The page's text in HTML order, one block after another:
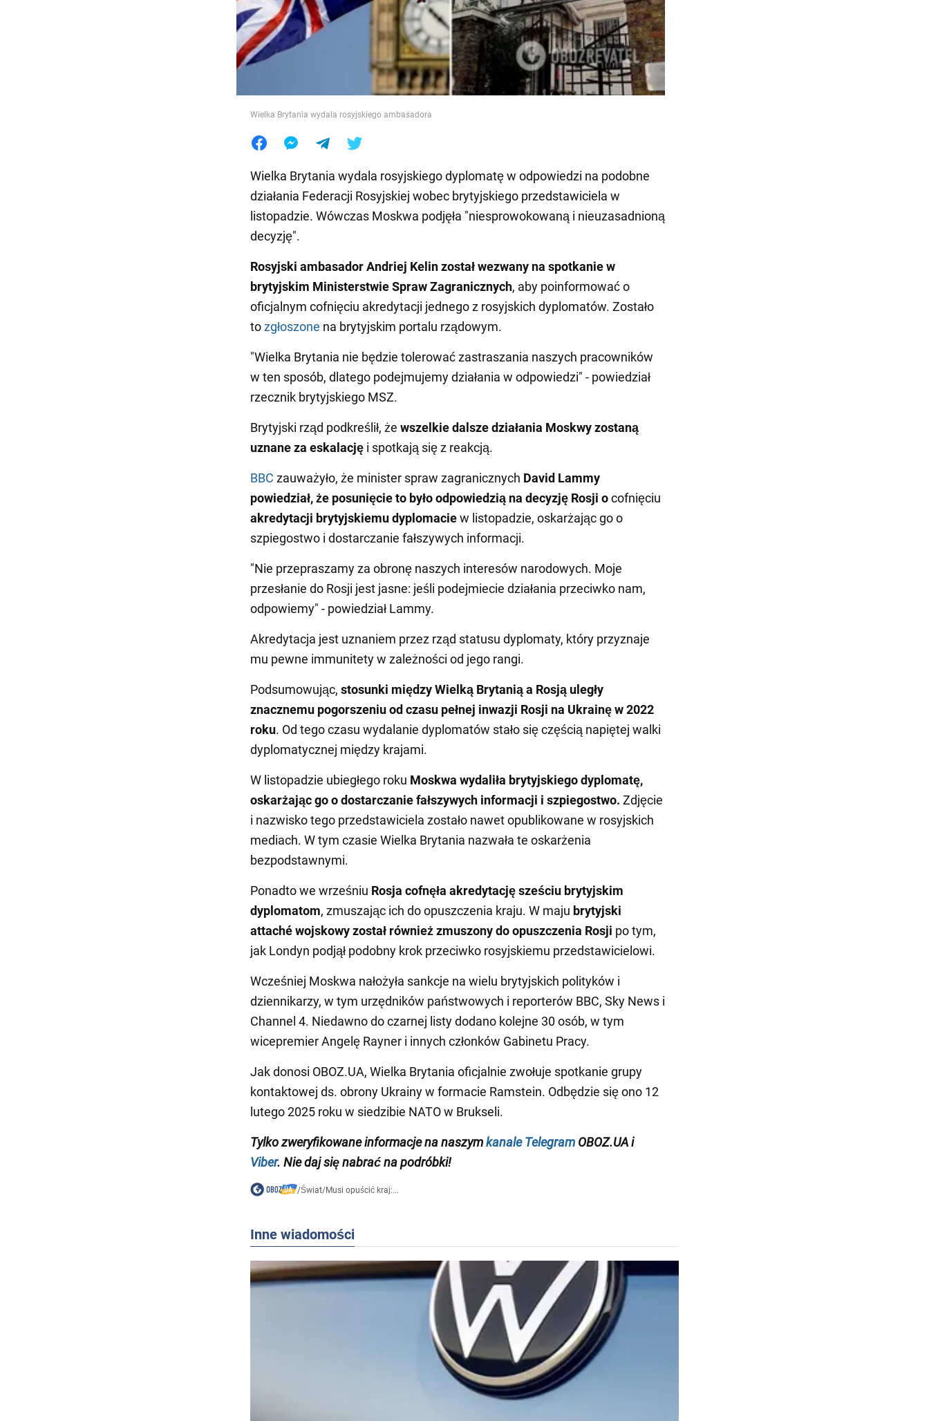
Jedzenie
Wielka Brytania wydala rosyjskiego ambasadora
Wielka Brytania wydala rosyjskiego dyplomatę w odpowiedzi na podobne
działania Federacji Rosyjskiej wobec brytyjskiego przedstawiciela w
listopadzie. Wówczas Moskwa podjęła "niesprowokowaną i nieuzasadnioną
decyzję".
Rosyjski ambasador Andriej Kelin został wezwany na spotkanie w
brytyjskim Ministerstwie Spraw Zagranicznych, aby poinformować o
oficjalnym cofnięciu akredytacji jednego z rosyjskich dyplomatów. Zostało
tozgłoszone na brytyjskim portalu rządowym.
"Wielka Brytania nie będzie tolerować zastraszania naszych pracowników
w ten sposób, dlatego podejmujemy działania w odpowiedzi" - powiedział
rzecznik brytyjskiego MSZ.
Brytyjski rząd podkreślił, że wszelkie dalsze działania Moskwy zostaną
uznane za eskalację i spotkają się z reakcją.
BBC zauważyło, że minister spraw zagranicznych David Lammy
powiedział, że posunięcie to było odpowiedzią na decyzję Rosji ocofnięciu
akredytacji brytyjskiemu dyplomaciew listopadzie, oskarżając go o
szpiegostwo i dostarczanie fałszywych informacji.
"Nie przepraszamy za obronę naszych interesów narodowych. Moje
przesłanie do Rosji jest jasne: jeśli podejmiecie działania przeciwko nam,
odpowiemy" - powiedział Lammy.
Akredytacja jest uznaniem przez rząd statusu dyplomaty, który przyznaje
mu pewne immunitety w zależności od jego rangi.
Podsumowując, stosunki między Wielką Brytanią a Rosją uległy
znacznemu pogorszeniu od czasu pełnej inwazji Rosji na Ukrainę w 2022
roku. Od tego czasu wydalanie dyplomatów stało się częścią napiętej walki
dyplomatycznej między krajami.
W listopadzie ubiegłego roku Moskwa wydaliła brytyjskiego dyplomatę,
oskarżając go o dostarczanie fałszywych informacji i szpiegostwo. Zdjęcie
i nazwisko tego przedstawiciela zostało nawet opublikowane w rosyjskich
mediach. W tym czasie Wielka Brytania nazwała te oskarżenia
bezpodstawnymi.
Ponadto we wrześniu Rosja cofnęła akredytację sześciu brytyjskim
dyplomatom, zmuszając ich do opuszczenia kraju. W maju brytyjski
attaché wojskowy został również zmuszony do opuszczenia Rosji po tym,
jak Londyn podjął podobny krok przeciwko rosyjskiemu przedstawicielowi.
Wcześniej Moskwa nałożyła sankcje na wielu brytyjskich polityków i
dziennikarzy, w tym urzędników państwowych i reporterów BBC, Sky News i
Channel 4. Niedawno do czarnej listy dodano kolejne 30 osób, w tym
wicepremier Angelę Rayner i innych członków Gabinetu Pracy.
Jak donosi OBOZ.UA, Wielka Brytania oficjalnie zwołuje spotkanie grupy
kontaktowej ds. obrony Ukrainy w formacie Ramstein. Odbędzie się ono 12
lutego 2025 roku w siedzibie NATO w Brukseli.
Tylko zweryfikowane informacje na naszymkanale Telegram OBOZ.UA i
Viber. Nie daj się nabrać na podróbki!
/Świat/Musi opuścić kraj:...
Inne wiadomości